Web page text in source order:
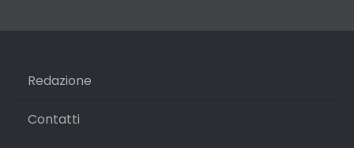
Redazione
Contatti